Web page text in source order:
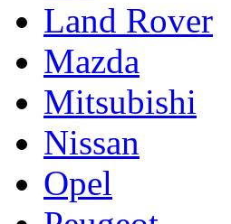
Land Rover
Mazda
Mitsubishi
Nissan
Opel